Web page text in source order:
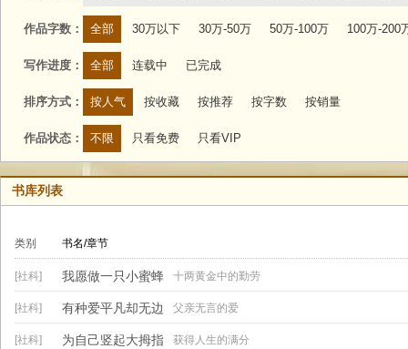
作品字数： 全部 30万以下 30万-50万 50万-100万 100万-200
写作进度： 全部 连载中 已完成
排序方式： 按人气 按收藏 按推荐 按字数 按销量
作品状态： 不限 只看免费 只看VIP
书库列表
类别 书名/章节
[社科] 我愿做一只小蜜蜂 十两黄金中的勤劳
[社科] 有种爱平凡却无边 父亲无言的爱
[社科] 为自己竖起大拇指 获得人生的满分